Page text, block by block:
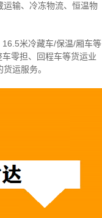
输、冷冻物流、恒温物
米冷藏车/保温/厢车等
零担、回程车等货运业
运服务。